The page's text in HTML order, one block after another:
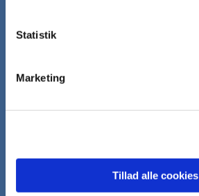
Statistik
Marketing
Tillad alle cookies
De 13 kroge - Stoense Kirke
Lejlighedskoret Kor-i-nord
Foredrag
Hverdagsgudstjenester